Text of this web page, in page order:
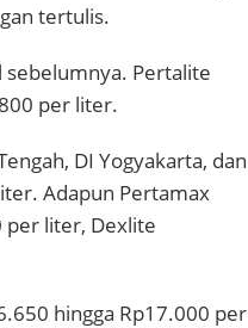
tertulis.
sebelumnya. Pertalite
per liter.
DI Yogyakarta, dan
Adapun Pertamax
per liter, Dexlite
hingga Rp17.000 per